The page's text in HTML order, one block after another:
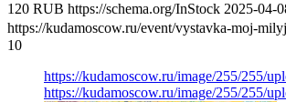
120 RUB https://schema.org/InStock 2025-04-
https://kudamoscow.ru/event/vystavka-moj-
10
https://kudamoscow.ru/image/255/255/
https://kudamoscow.ru/image/255/255/